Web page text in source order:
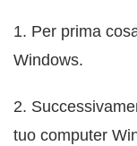
1. Per prima
Windows.
2.
tuo computer